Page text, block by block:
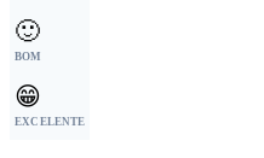
🙂
BOM
😁
EXCELENTE